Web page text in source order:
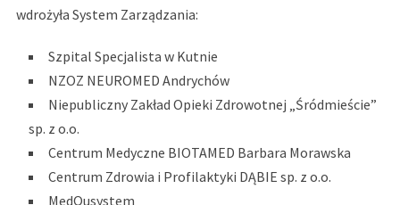
wdrożyła System Zarządzania:
Szpital Specjalista w Kutnie
NZOZ NEUROMED Andrychów
Niepubliczny Zakład Opieki Zdrowotnej „Śródmieście”
sp. z o.o.
Centrum Medyczne BIOTAMED Barbara Morawska
Centrum Zdrowia i Profilaktyki DĄBIE sp. z o.o.
MedQusystem